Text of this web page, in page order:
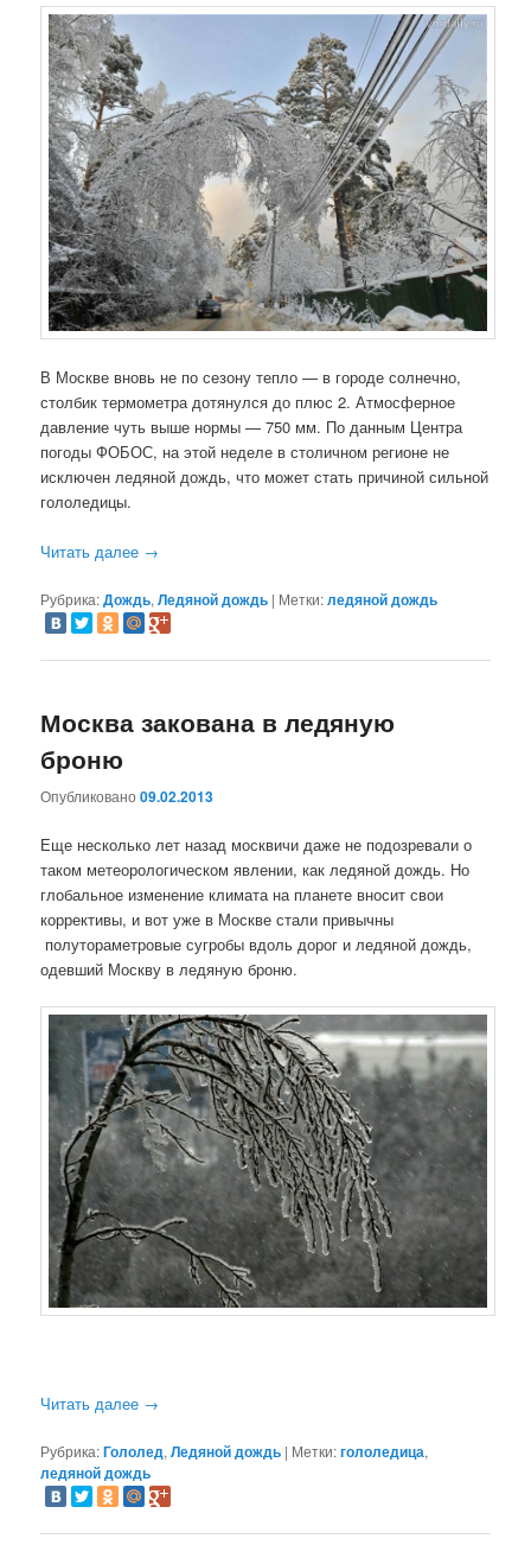
В Москве вновь не по сезону тепло — в городе солнечно,
столбик термометра дотянулся до плюс 2. Атмосферное
давление чуть выше нормы — 750 мм. По данным Центра
погоды ФОБОС, на этой неделе в столичном регионе не
исключен ледяной дождь, что может стать причиной сильной
гололедицы.
Читать далее →
Рубрика:Дождь,Ледяной дождь | Метки:ледяной дождь
Москва закована в ледяную
броню
Опубликовано09.02.2013
Еще несколько лет назад москвичи даже не подозревали о
таком метеорологическом явлении, как ледяной дождь. Но
глобальное изменение климата на планете вносит свои
коррективы, и вот уже в Москве стали привычны
полутораметровые сугробы вдоль дорог и ледяной дождь,
одевший Москву в ледяную броню.
Читать далее →
Рубрика:Гололед,Ледяной дождь | Метки:гололедица,
ледяной дождь